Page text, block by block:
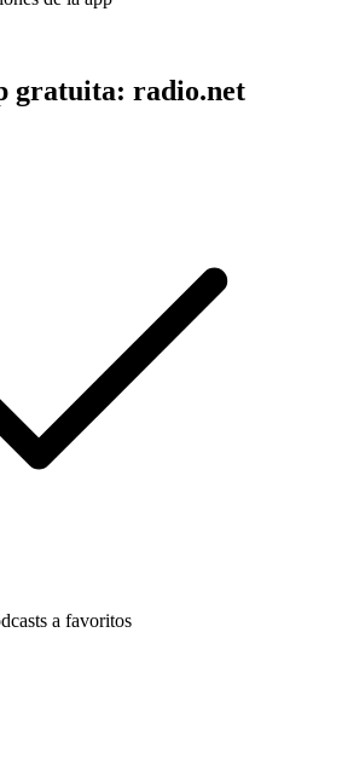
gratuita: radio.net
a favoritos